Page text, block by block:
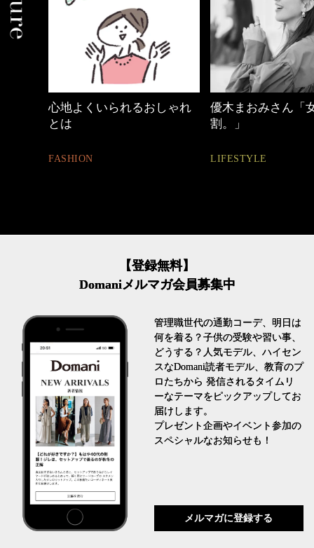
優木まおみさん「女の時間
割。」
LIFESTYLE
【ワーママのきれ
ュアル通勤】
FASHION
【登録無料】
Domaniメルマガ会員募集中
管理職世代の通勤コーデ、明日は
何を着る？子供の受験や習い事、
どうする？人気モデル、ハイセン
スなDomani読者モデル、教育のプ
ロたちから 発信されるタイムリ
ーなテーマをピックアップしてお
届けします。
プレゼント企画やイベント参加の
スペシャルなお知らせも！
メルマガに登録する